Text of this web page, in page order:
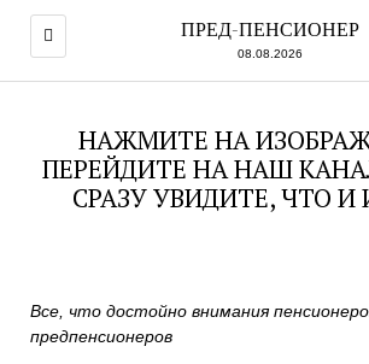
ПРЕД-ПЕНСИОНЕР
08.08.2026
НАЖМИТЕ НА
ПЕРЕЙДИТЕ НА НАШ
СРАЗУ УВИДИТЕ, ЧТО И
Все, что достойно внимания
предпенсионеров